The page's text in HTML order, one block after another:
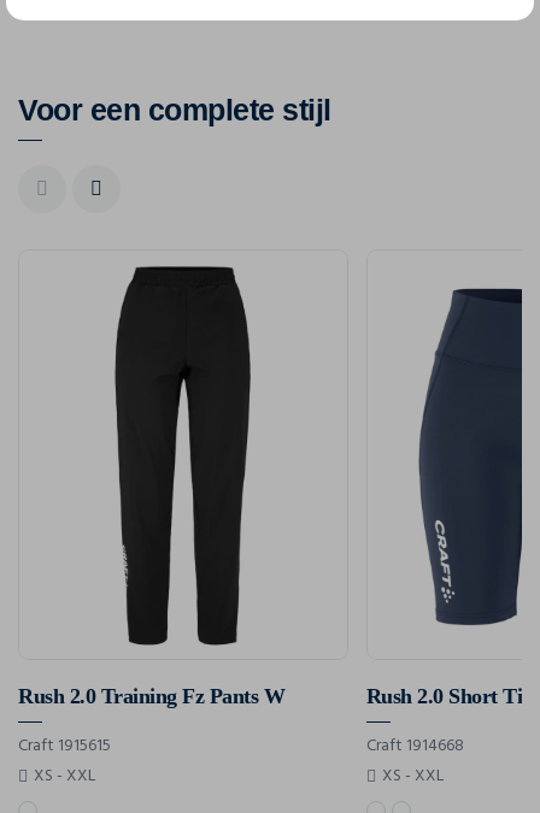
Voor een complete stijl
Rush 2.0 Training Fz Pants W
Craft 1915615
XS - XXL
Rush 2.0 Short
Craft 1914668
XS - XXL